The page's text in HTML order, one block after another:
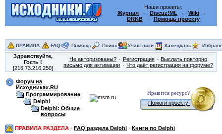
Наши проекты:
Журнал · Discuz!ML · Wiki ·
DRKB· Помощь проекту
ПРАВИЛА FAQ Помощь Поиск Участники Календарь
Здравствуйте,
Гость!
[216.73.216.250]
Не авторизованы? Регистрация
Выслать повторно
письмо для активации
Что даёт регистрация на форуме?
Форум на
Исходниках.RU
Программирование
Delphi
Delphi: Общие
вопросы
Нравится ресурс?
Помоги проекту!
ПРАВИЛА РАЗДЕЛА · FAQ раздела Delphi · Книги по Delphi